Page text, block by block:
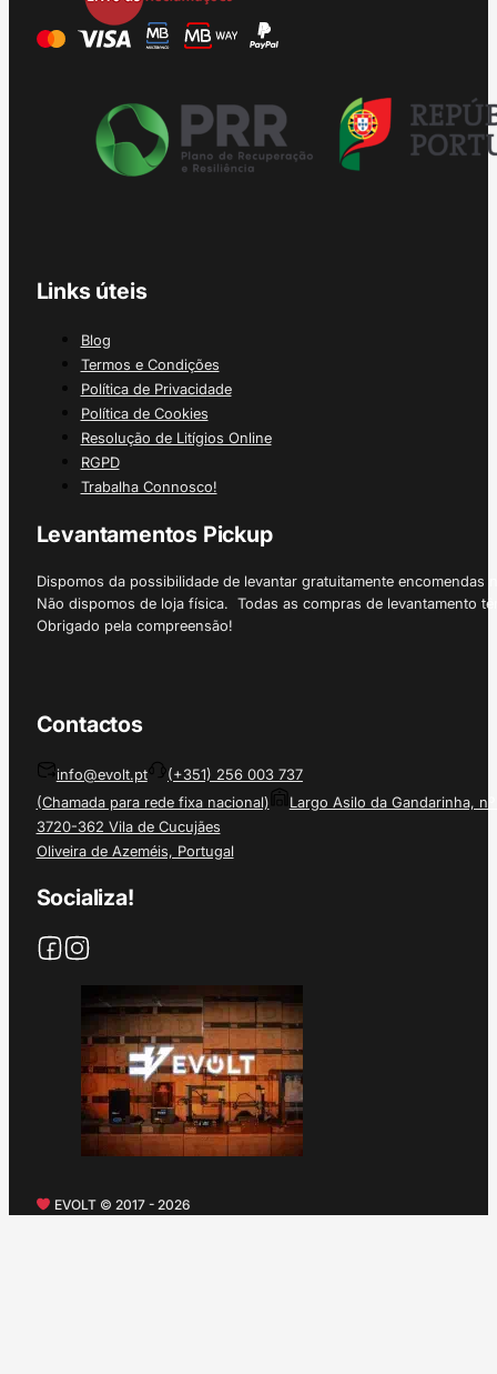
Links úteis
Blog
Termos e Condições
Política de Privacidade
Política de Cookies
Resolução de Litígios Online
RGPD
Trabalha Connosco!
Levantamentos Pickup
Dispomos da possibilidade de levantar gratuitamente
Não dispomos de loja física. Todas as compras de levantamento
Obrigado pela compreensão!
Contactos
info@evolt.pt
(+351) 256 003 737
(Chamada para rede fixa nacional)
Largo Asilo da Gandarinha, nº
3720-362 Vila de Cucujães
Oliveira de Azeméis, Portugal
Socializa!
EVOLT © 2017 - 2026